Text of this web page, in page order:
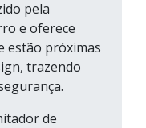
pela
e oferece
estão próximas
trazendo
de